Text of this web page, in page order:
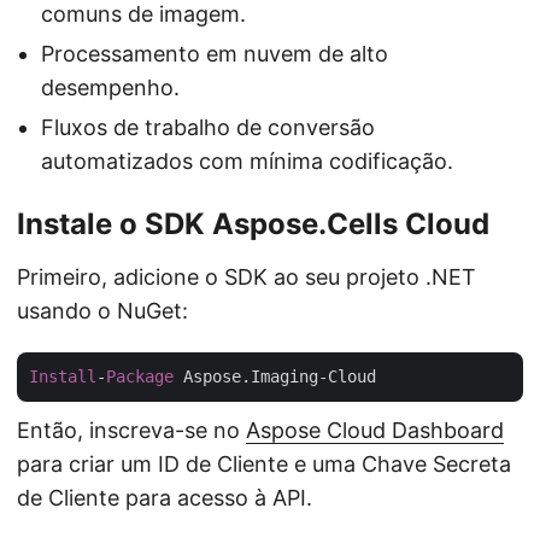
comuns de imagem.
Processamento em nuvem de alto
desempenho.
Fluxos de trabalho de conversão
automatizados com mínima codificação.
Instale o SDK Aspose.Cells Cloud
Primeiro, adicione o SDK ao seu projeto .NET
usando o NuGet:
Install -Package
Então, inscreva-se no Aspose Cloud Dashboard
para criar um ID de Cliente e uma Chave Secreta
de Cliente para acesso à API.